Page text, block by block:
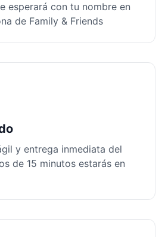
esperará con tu nombre en
de Family & Friends
y entrega inmediata del
de 15 minutos estarás en